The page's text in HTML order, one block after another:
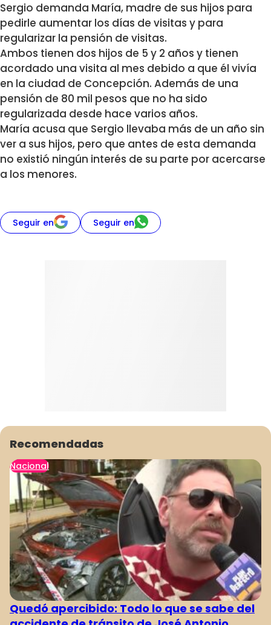
Sergio demanda María, madre de sus hijos para
pedirle aumentar los días de visitas y para
regularizar la pensión de visitas.
Ambos tienen dos hijos de 5 y 2 años y tienen
acordado una visita al mes debido a que él vivía
en la ciudad de Concepción. Además de una
pensión de 80 mil pesos que no ha sido
regularizada desde hace varios años.
María acusa que Sergio llevaba más de un año sin
ver a sus hijos, pero que antes de esta demanda
no existió ningún interés de su parte por acercarse
a los menores.
Seguir en Seguir en
Recomendadas
Nacional
Quedó apercibido: Todo lo que se sabe del